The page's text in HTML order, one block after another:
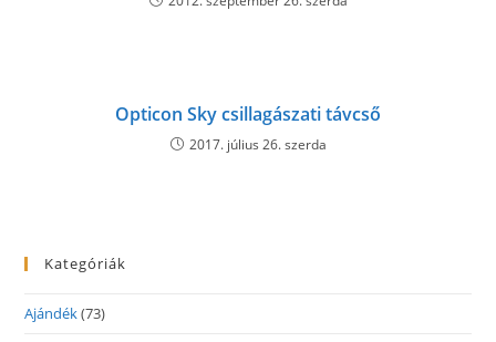
Opticon Sky csillagászati távcső
2017. július 26. szerda
Kategóriák
Ajándék(73)